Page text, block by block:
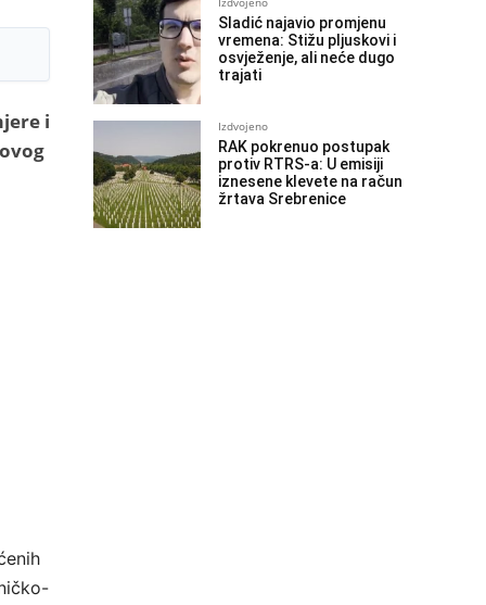
i
Sladić najavio promjenu
vremena: Stižu pljuskovi i
osvježenje, ali neće dugo
trajati
Izdvojeno
RAK pokrenuo postupak
protiv RTRS-a: U emisiji
iznesene klevete na račun
žrtava Srebrenice